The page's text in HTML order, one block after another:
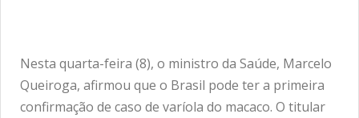
Nesta quarta-feira (8), o ministro da Saúde, Marcelo
Queiroga, afirmou que o Brasil pode ter a primeira
confirmação de caso de varíola do macaco. O titular